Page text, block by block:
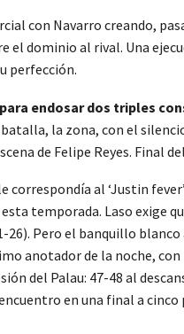
con Navarro creando,
dominio al rival. Una
perfección.
endosar dos triples
la zona, con el
de Felipe Reyes. Final
al ‘Justin
temporada. Laso exige
Pero el banquillo
anotador de la noche,
del Palau: 47-48 al
en una final a cinco